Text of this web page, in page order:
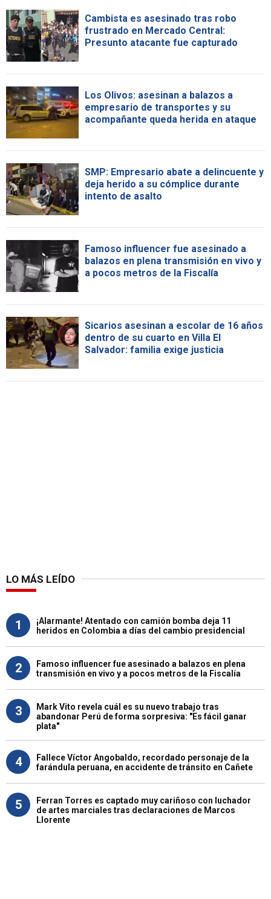
Cambista es asesinado tras robo
frustrado en Mercado Central:
Presunto atacante fue capturado
Los Olivos: asesinan a balazos a
empresario de transportes y su
acompañante queda herida en ataque
SMP: Empresario abate a delincuente y
deja herido a su cómplice durante
intento de asalto
Famoso influencer fue asesinado a
balazos en plena transmisión en vivo y
a pocos metros de la Fiscalía
Sicarios asesinan a escolar de 16 años
dentro de su cuarto en Villa El
Salvador: familia exige justicia
LO MÁS LEÍDO
1
¡Alarmante! Atentado con camión bomba deja 11
heridos en Colombia a días del cambio presidencial
2
Famoso influencer fue asesinado a balazos en plena
transmisión en vivo y a pocos metros de la Fiscalía
3
Mark Vito revela cuál es su nuevo trabajo tras
abandonar Perú de forma sorpresiva: "Es fácil ganar
plata"
4
Fallece Víctor Angobaldo, recordado personaje de la
farándula peruana, en accidente de tránsito en Cañete
5
Ferran Torres es captado muy cariñoso con luchador
de artes marciales tras declaraciones de Marcos
Llorente